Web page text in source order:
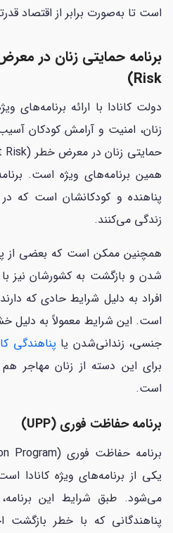
است تا به‌صورت برابر از اقتصاد
Risk)
دولت کانادا با ارائه برنامه‌های
زنان، امنیت و آرامش کودکان
پناهنده و کودکانشان است که
زندگی می‌کنند.
همچنین ممکن است که بعضی از
شدن و بازگشت به کشورشان نیز
افراد به دلیل شرایط حادی که
است. این شرایط معمولاً به دلیل
جنسی، زندانی‌شدن یا پناهندگی
برای این دسته از زنان مهاجر هم
است.
برنامه حفاظت فوری (UPP)
یکی از برنامه‌های ویژه کانادا
می‌شود. طبق شرایط این
پناهندگانی که با خطر بازگشت